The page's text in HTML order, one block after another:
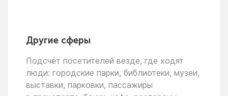
Другие сферы
Подсчёт посетителей везде, где ходят
люди: городские парки, библиотеки, музеи,
выставки, парковки, пассажиры